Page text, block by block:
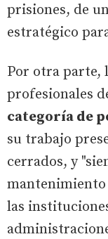
prisiones, de
estratégico
Por otra parte,
profesionales
categoría de
su trabajo
cerrados, y
las